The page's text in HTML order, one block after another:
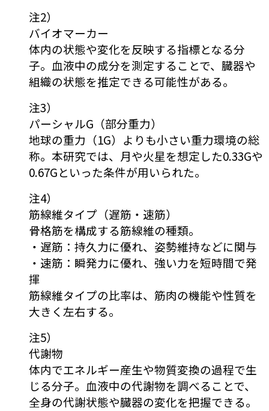
注2）
バイオマーカー
体内の状態や変化を反映する指標となる分
子。血液中の成分を測定することで、臓器や
組織の状態を推定できる可能性がある。
注3）
パーシャルG（部分重力）
地球の重力（1G）よりも小さい重力環境の総
称。本研究では、月や火星を想定した0.33Gや
0.67Gといった条件が用いられた。
注4）
筋線維タイプ（遅筋・速筋）
骨格筋を構成する筋線維の種類。
・遅筋：持久力に優れ、姿勢維持などに関与
・速筋：瞬発力に優れ、強い力を短時間で発
揮
筋線維タイプの比率は、筋肉の機能や性質を
大きく左右する。
注5）
代謝物
体内でエネルギー産生や物質変換の過程で生
じる分子。血液中の代謝物を調べることで、
全身の代謝状態や臓器の変化を把握できる。